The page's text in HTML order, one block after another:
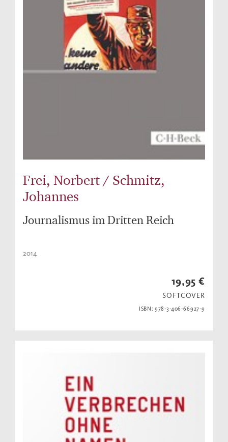
Frei, Norbert / Schmitz,
Johannes
Journalismus im Dritten Reich
2014
19,95 €
SOFTCOVER
ISBN: 978-3-406-66927-9